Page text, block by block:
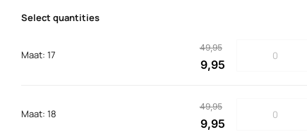
Select quantities
Maat: 17
49,95
9,95
Maat: 18
49,95
9,95